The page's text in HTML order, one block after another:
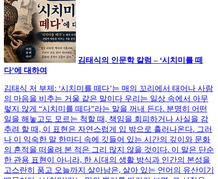
김태식의 인문학 칼럼 – ‘시치미를 떼
다’에 대하여
김태식 저 부제: ‘시치미를 떼다’는 매의 꼬리에서 태어나 사람
의 마음을 비추는 거울 같은 말이다 우리는 일상 속에서 아무
렇지 않게 “시치미를 떼다”라는 말을 꺼내 든다. 분명히 어떤
일을 해놓고도 모르는 척할 때, 책임을 회피하거나 사실을 감
추려 할 때, 이 표현은 자연스럽게 입 밖으로 흘러나온다. 그러
나 이 익숙한 말 한마디 속에 깃들어 있는 시간의 깊이와 문화
의 흔적을 떠올려 본 적은 그리 많지 않을 것이다. 이 말은 단순
한 관용 표현이 아니라, 한 시대의 생활 방식과 인간의 본성을
고스란히 품고 오늘까지 살아남은, 살아 있는 언어의 유산이기